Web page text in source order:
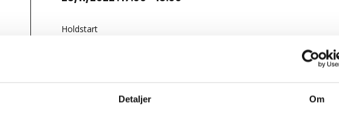
Detaljer Om
Holdstart
Hvad kræves der for at få et kørekort?